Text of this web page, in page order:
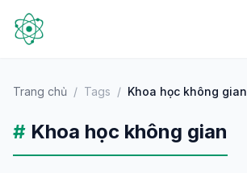
Trang chủ / Tags / Khoa học không gian
# Khoa học không gian